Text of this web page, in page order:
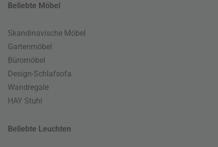
Beliebte Möbel
Skandinavische Möbel
Gartenmöbel
Büromöbel
Design-Schlafsofa
Wandregale
HAY Stuhl
Beliebte Leuchten